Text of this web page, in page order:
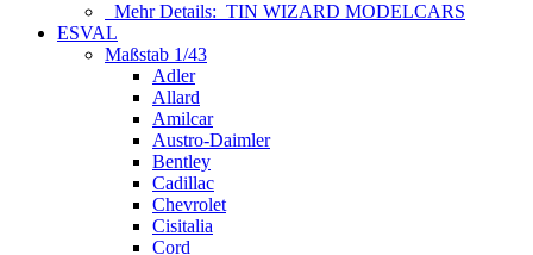
Mehr Details: TIN WIZARD MODELCARS
ESVAL
Maßstab 1/43
Adler
Allard
Amilcar
Austro-Daimler
Bentley
Cadillac
Chevrolet
Cisitalia
Cord